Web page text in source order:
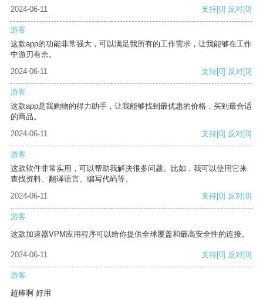
2024-06-11
支持[0] 反对[0]
游客
这款app的功能非常强大，可以满足我所有的工作需求，让我能够在工作
中游刃有余。
2024-06-11
支持[0] 反对[0]
游客
这款app是我购物的得力助手，让我能够找到最优惠的价格，买到最合适
的商品。
2024-06-11
支持[0] 反对[0]
游客
这款软件非常实用，可以帮助我解决很多问题。比如，我可以使用它来
查找资料、翻译语言、编写代码等。
2024-06-11
支持[0] 反对[0]
游客
这款加速器VPM应用程序可以给你提供全球覆盖和最高安全性的连接。
2024-06-11 支持[0] 反对[0]
游客
超棒啊 好用